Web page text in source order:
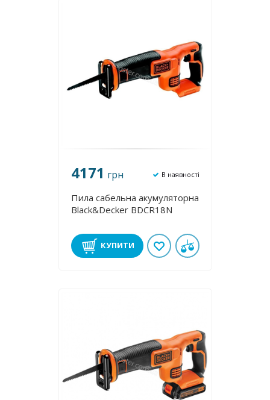
4171 грн В наявності
Пила сабельна акумуляторна
Black&Decker BDCR18N
КУПИТИ